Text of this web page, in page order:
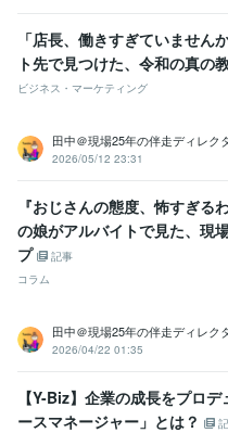
「店長、働きすぎていません
ト先で見つけた、令和の真の
ビジネス・マーケティング
田中＠現場25年の伴走ディレク
2026/05/12 23:31
『おじさんの態度、怖すぎる
の娘がアルバイトで見た、現
プ
記事
コラム
田中＠現場25年の伴走ディレク
2026/04/22 01:35
【Y-Biz】企業の成長をプロ
ースマネージャー」とは？